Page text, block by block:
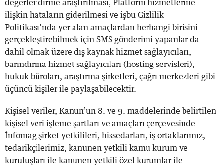
değerlendirme araştırılması, Platform hizmetlerine
ilişkin hataların giderilmesi ve işbu Gizlilik
Politikası’nda yer alan amaçlardan herhangi birisini
gerçekleştirebilmek için SMS gönderimi yapanlar da
dahil olmak üzere dış kaynak hizmet sağlayıcıları,
barındırma hizmet sağlayıcıları (hosting servisleri),
hukuk büroları, araştırma şirketleri, çağrı merkezleri gibi
üçüncü kişiler ile paylaşabilecektir.
Kişisel veriler, Kanun’un 8. ve 9. maddelerinde belirtilen
kişisel veri işleme şartları ve amaçları çerçevesinde
İnfomag şirket yetkilileri, hissedarları, iş ortaklarımız,
tedarikçilerimiz, kanunen yetkili kamu kurum ve
kuruluşları ile kanunen yetkili özel kurumlar ile